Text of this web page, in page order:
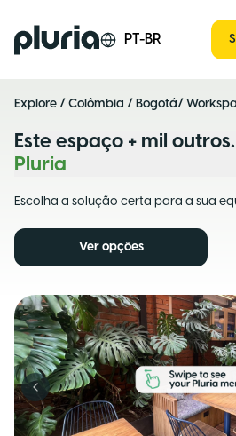
Logo Pluria PT-BR
Explore / Colômbia / Bogotá/
Este espaço + mil
Pluria
Escolha a solução certa para a sua
Ver opções
Previous slide